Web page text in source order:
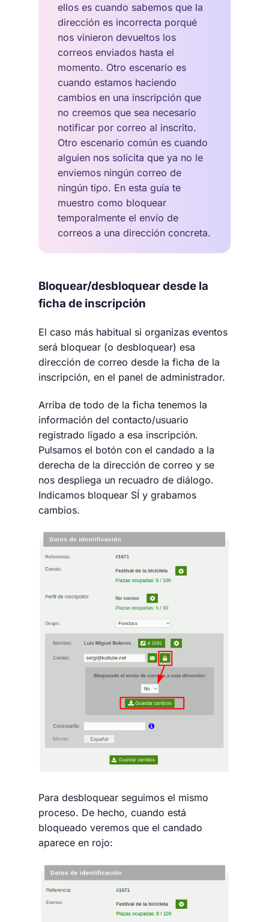
ellos es cuando sabemos que la
dirección es incorrecta porqué
nos vinieron devueltos los
correos enviados hasta el
momento. Otro escenario es
cuando estamos haciendo
cambios en una inscripción que
no creemos que sea necesario
notificar por correo al inscrito.
Otro escenario común es cuando
alguien nos solicita que ya no le
enviemos ningún correo de
ningún tipo. En esta guía te
muestro como bloquear
temporalmente el envío de
correos a una dirección concreta.
Bloquear/desbloquear desde la
ficha de inscripción
El caso más habitual si organizas eventos
será bloquear (o desbloquear) esa
dirección de correo desde la ficha de la
inscripción, en el panel de administrador.
Arriba de todo de la ficha tenemos la
información del contacto/usuario
registrado ligado a esa inscripción.
Pulsamos el botón con el candado a la
derecha de la dirección de correo y se
nos despliega un recuadro de diálogo.
Indicamos bloquear SÍ y grabamos
cambios.
Para desbloquear seguimos el mismo
proceso. De hecho, cuando está
bloqueado veremos que el candado
aparece en rojo: